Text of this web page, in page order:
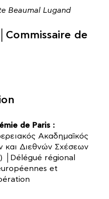
Beaumal Lugand
de
de Paris :
Ακαδημαϊκός
και Διεθνών Σχέσεων
│Délégué régional
et